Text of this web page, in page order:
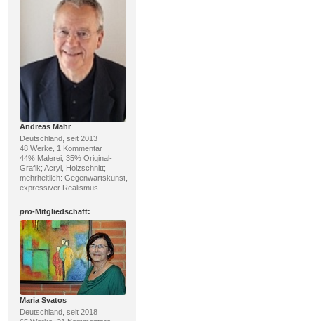
Andreas Mahr
Deutschland, seit 2013
48 Werke, 1 Kommentar
44% Malerei, 35% Original-
Grafik; Acryl, Holzschnitt;
mehrheitlich: Gegenwartskunst,
expressiver Realismus
pro-Mitgliedschaft:
Maria Svatos
Deutschland, seit 2018